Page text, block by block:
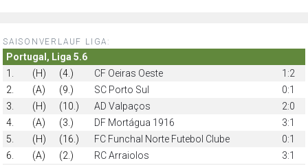
SAISONVERLAUF LIGA:
Portugal, Liga 5.6
1.
(H) (4.) CF Oeiras Oeste
1:2
2.
(A) (9.) SC Porto Sul
0:1
3.
(H) (10.) AD Valpaços
2:0
4.
(A) (3.) DF Mortágua 1916
3:1
5.
(H) (16.) FC Funchal Norte Futebol Clube
0:1
6.
(A) (2.) RC Arraiolos
3:1